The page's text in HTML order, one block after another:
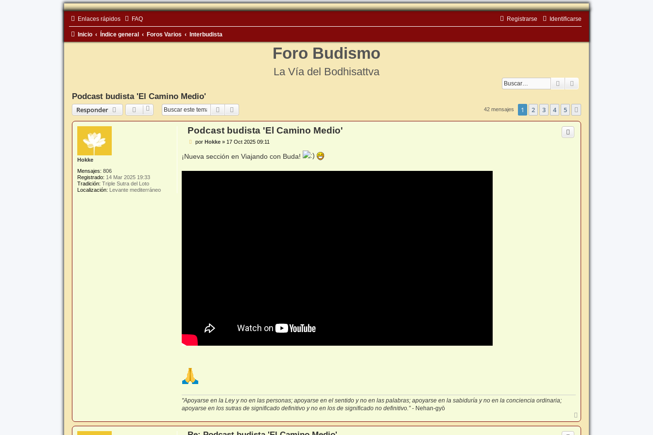
Enlaces rápidos FAQ Identificarse
Registrarse
Inicio Índice general Foros Varios Interbudista
Foro Budismo
La Vía del Bodhisattva
Buscar
Podcast budista 'El Camino Medio'
Responder
Buscar 42 mensajes 1 2 3 4 5
Hokke
Mensajes: 806
Registrado: 14 Mar 2025 19:33
Tradición: Triple Sutra del Loto
Localización: Levante mediterráneo
Podcast budista 'El Camino Medio'
M
s
j
porHokke » 17 Oct 2025 09:11
¡Nueva sección en Viajando con Buda!
"Apoyarse en la Ley y no en las personas; apoyarse en el sentido y no en las palabras; apoyarse en la sabiduría y no en la conciencia ordinaria;
apoyarse en los sutras de significado definitivo y no en los de significado no definitivo.”- Nehan-gyō
r
r